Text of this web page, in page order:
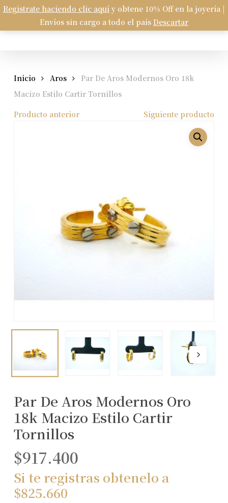
Registrate haciendo clic aquí y obtene 10% Off en la joyería |
Envíos sin cargo a todo el país Descartar
Skip
main
search
Carrito Cart
Inicio Aros
Par De Aros Modernos Oro 18k
Macizo Estilo Cartir Tornillos
Producto anterior
Siguiente producto
Par De Aros Modernos Oro
18k Macizo Estilo Cartir
Tornillos
$917.400
Si te registras obtenelo a
$825.660